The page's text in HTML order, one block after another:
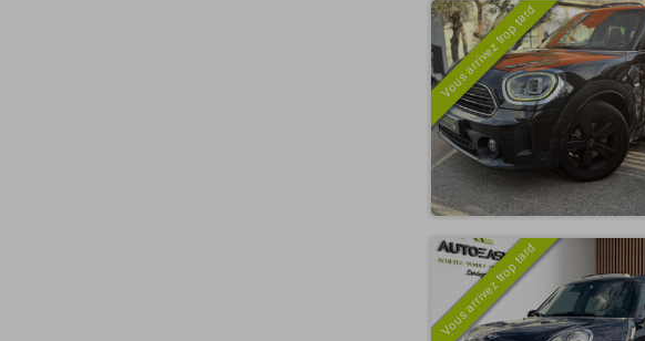
Vous arrivez trop tard
Vous arrivez trop tard